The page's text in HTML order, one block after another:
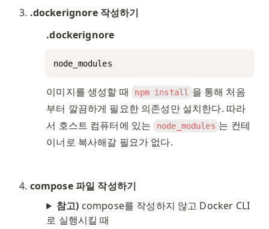
.dockerignore 작성하기
.dockerignore
node_modules
이미지를 생성할 때 npm install
을 통해 처음
부터 깔끔하게 필요한 의존성만 설치한다. 따라
서 호스트 컴퓨터에 있는
node_modules 는 컨테
이너로 복사해갈 필요가 없다.
compose 파일 작성하기
참고) compose를 작성하지 않고 Docker CLI
로 실행시킬 때